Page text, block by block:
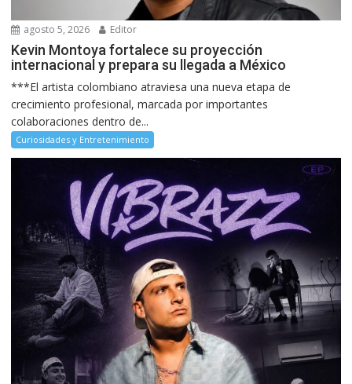
agosto 5, 2026 Editor
Kevin Montoya fortalece su proyección
internacional y prepara su llegada a México
***El artista colombiano atraviesa una nueva etapa de
crecimiento profesional, marcada por importantes
colaboraciones dentro de...
Curiosidades y Entretenimiento